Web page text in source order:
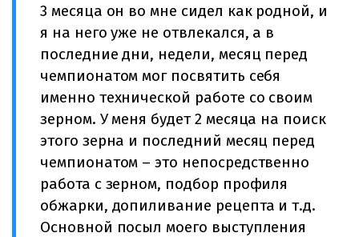
3 месяца он во мне сидел как родной, и
я на него уже не отвлекался, а в
последние дни, недели, месяц перед
чемпионатом мог посвятить себя
именно технической работе со своим
зерном. У меня будет 2 месяца на поиск
этого зерна и последний месяц перед
чемпионатом – это непосредственно
работа с зерном, подбор профиля
обжарки, допиливание рецепта и т.д.
Основной посыл моего выступления